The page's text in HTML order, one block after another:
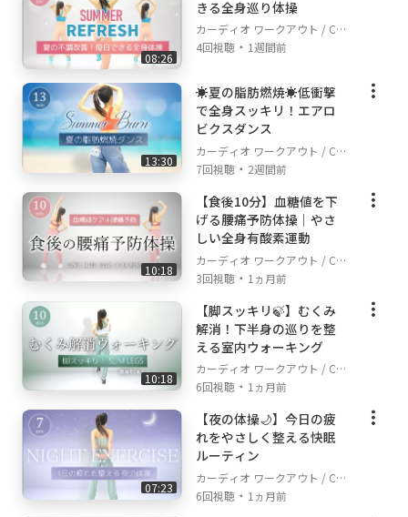
08:26
きる全身巡り体操
カーディオ ワークアウト / Car
dio Workout
4回視聴 ・ 1週間前
13:30
☀️夏の脂肪燃焼☀️低衝撃
で全身スッキリ！エアロ
ビクスダンス
カーディオ ワークアウト / Car
dio Workout
7回視聴 ・ 2週間前
10:18
【食後10分】血糖値を下
げる腰痛予防体操｜やさ
しい全身有酸素運動
カーディオ ワークアウト / Car
dio Workout
3回視聴 ・ 1ヵ月前
10:18
【脚スッキリ🍃】むくみ
解消！下半身の巡りを整
える室内ウォーキング
カーディオ ワークアウト / Car
dio Workout
6回視聴 ・ 1ヵ月前
07:23
【夜の体操🌙】今日の疲
れをやさしく整える快眠
ルーティン
カーディオ ワークアウト / Car
dio Workout
6回視聴 ・ 1ヵ月前